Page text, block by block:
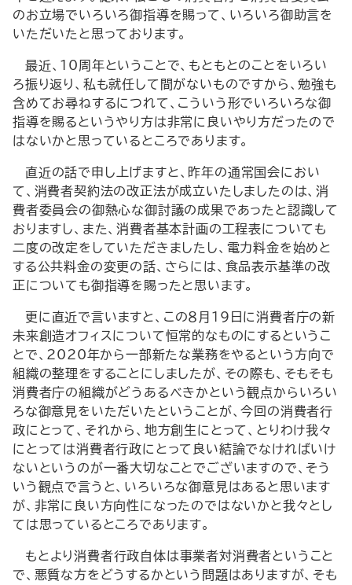
のお立場でいろいろ御指導を賜って、いろいろ御助言を
いただいたと思っております。
最近、10周年ということで、もともとのことをいろい
ろ振り返り、私も就任して間がないものですから、勉強も
含めてお尋ねするにつれて、こういう形でいろいろな御
指導を賜るというやり方は非常に良いやり方だったので
はないかと思っているところであります。
直近の話で申し上げますと、昨年の通常国会におい
て、消費者契約法の改正法が成立いたしましたのは、消
費者委員会の御熱心な御討議の成果であったと認識して
おりますし、また、消費者基本計画の工程表についても
二度の改定をしていただきましたし、電力料金を始めと
する公共料金の変更の話、さらには、食品表示基準の改
正についても御指導を賜ったと思います。
更に直近で言いますと、この８月19日に消費者庁の新
未来創造オフィスについて恒常的なものにするというこ
とで、2020年から一部新たな業務をやるという方向で
組織の整理をすることにしましたが、その際も、そもそも
消費者庁の組織がどうあるべきかという観点からいろい
ろな御意見をいただいたということが、今回の消費者行
政にとって、それから、地方創生にとって、とりわけ我々
にとっては消費者行政にとって良い結論でなければいけ
ないというのが一番大切なことでございますので、そう
いう観点で言うと、いろいろな御意見はあると思います
が、非常に良い方向性になったのではないかと我々とし
ては思っているところであります。
もとより消費者行政自体は事業者対消費者ということ
で、悪質な方をどうするかという問題はありますが、そも